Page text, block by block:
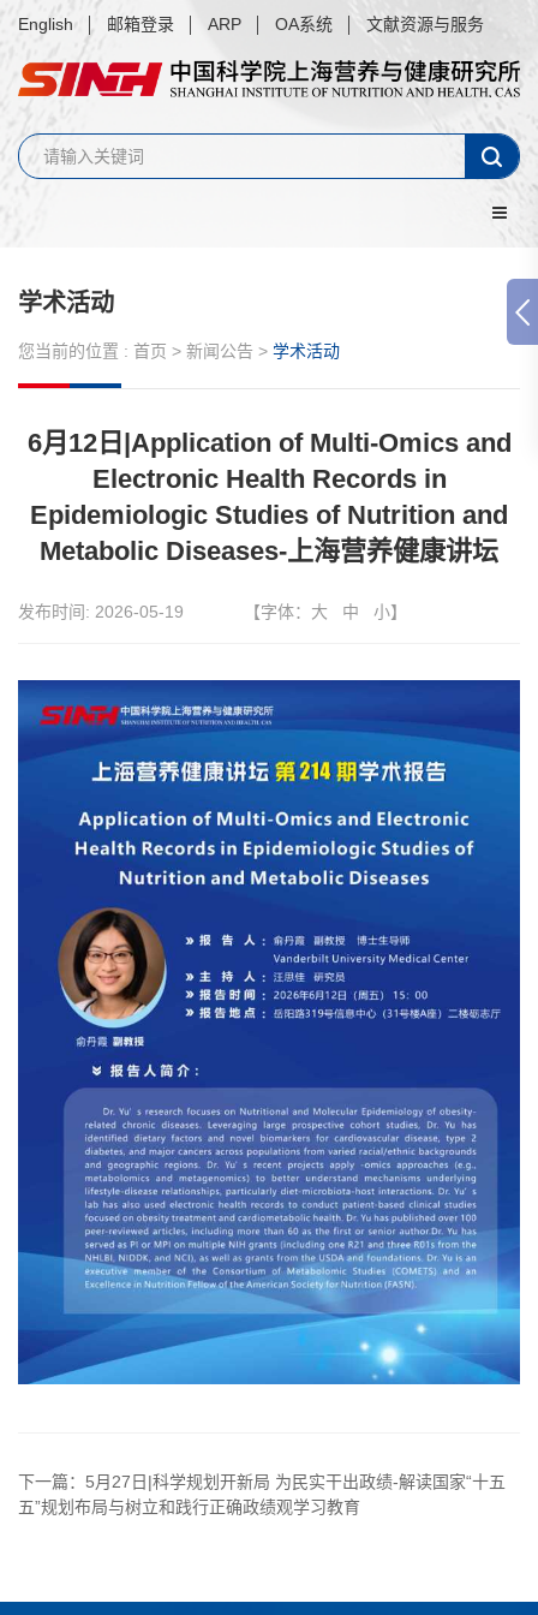
English 邮箱登录 ARP OA系统 文献资源与服务
学术活动
您当前的位置 : 首页 > 新闻公告 > 学术活动
6月12日|Application of Multi-Omics and
Electronic Health Records in
Epidemiologic Studies of Nutrition and
Metabolic Diseases-上海营养健康讲坛
发布时间: 2026-05-19 【字体： 大 中 小】
下一篇：5月27日|科学规划开新局 为民实干出政绩-解读国家“十五
五”规划布局与树立和践行正确政绩观学习教育